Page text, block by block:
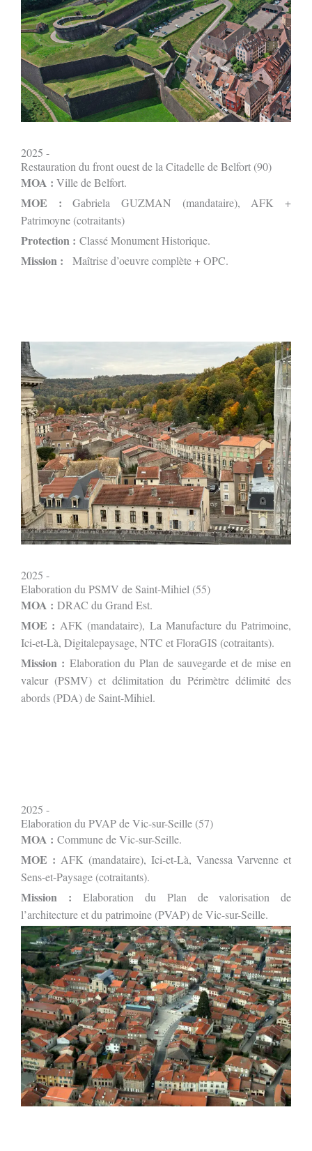
2025 -
Restauration du front ouest de la Citadelle de Belfort (90)
MOA : Ville de Belfort.
MOE : Gabriela GUZMAN (mandataire), AFK +
Patrimoyne (cotraitants)
Protection : Classé Monument Historique.
Mission : Maîtrise d’oeuvre complète + OPC.
2025 -
Elaboration du PSMV de Saint-Mihiel (55)
MOA : DRAC du Grand Est.
MOE :AFK (mandataire), La Manufacture du Patrimoine,
Ici-et-Là, Digitalepaysage, NTC et FloraGIS (cotraitants).
Mission : Elaboration du Plan de sauvegarde et de mise en
valeur (PSMV) et délimitation du Périmètre délimité des
abords (PDA) de Saint-Mihiel.
2025 -
Elaboration du PVAP de Vic-sur-Seille (57)
MOA : Commune de Vic-sur-Seille.
MOE :AFK (mandataire), Ici-et-Là, Vanessa Varvenne et
Sens-et-Paysage (cotraitants).
Mission :
Elaboration du Plan de valorisation de
l’architecture et du patrimoine (PVAP) de Vic-sur-Seille.